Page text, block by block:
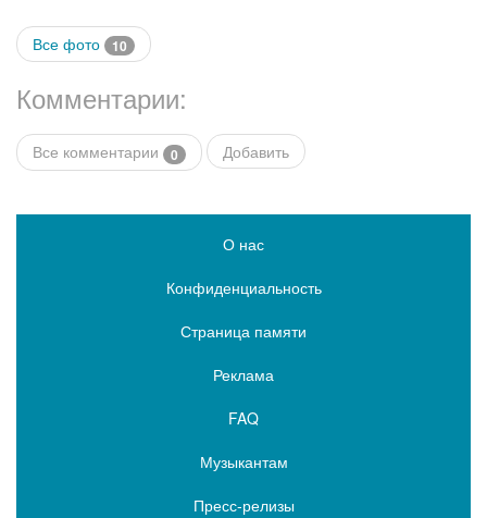
Все фото 10
Комментарии:
Все комментарии 0 Добавить
О нас
Конфиденциальность
Страница памяти
Реклама
FAQ
Музыкантам
Пресс-релизы